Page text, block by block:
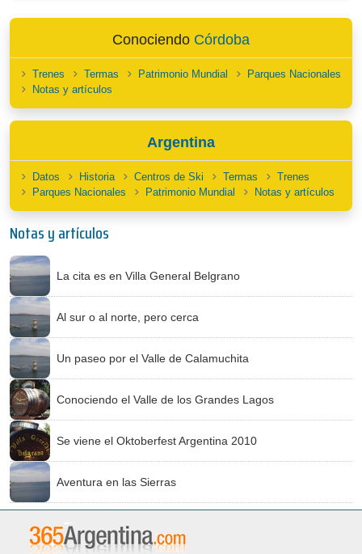
Conociendo Córdoba
Trenes Termas Patrimonio Mundial
Parques Nacionales
Notas y artículos
Argentina
Datos Historia Centros de Ski Termas
Trenes
Parques Nacionales
Patrimonio Mundial Notas y artículos
Notas y artículos
La cita es en Villa General Belgrano
Al sur o al norte, pero cerca
Un paseo por el Valle de Calamuchita
Conociendo el Valle de los Grandes Lagos
Se viene el Oktoberfest Argentina 2010
Aventura en las Sierras